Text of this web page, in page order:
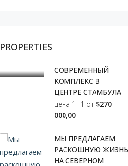
PROPERTIES
СОВРЕМЕННЫЙ
КОМПЛЕКС В
ЦЕНТРЕ СТАМБУЛА
цена 1+1 от $270
000,00
МЫ ПРЕДЛАГАЕМ
РАСКОШНУЮ ЖИЗНЬ
НА СЕВЕРНОМ